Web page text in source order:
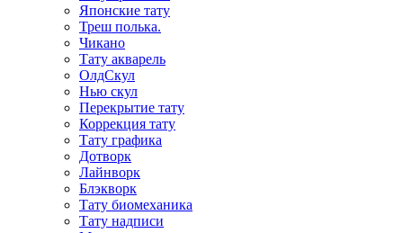
Японские тату
Треш полька.
Чикано
Тату акварель
ОлдСкул
Нью скул
Перекрытие тату
Коррекция тату
Тату графика
Дотворк
Лайнворк
Блэкворк
Тату биомеханика
Тату надписи